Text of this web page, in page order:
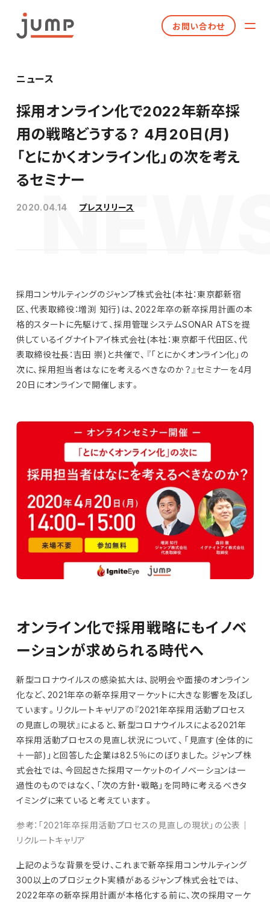
お問い合わせ
ニュース
採用オンライン化で2022年新卒採
用の戦略どうする？ 4月20日(月)
「とにかくオンライン化」の次を考え
るセミナー
2020.04.14 プレスリリース
採用コンサルティングのジャンプ株式会社(本社：東京都新宿
区、代表取締役：増渕 知行)は、2022年卒の新卒採用計画の本
格的スタートに先駆けて、採用管理システムSONAR ATSを提
供しているイグナイトアイ株式会社(本社：東京都千代田区、代
表取締役社長：吉田 崇)と共催で、『「とにかくオンライン化」の
次に、採用担当者はなにを考えるべきなのか？』セミナーを4月
20日にオンラインで開催します。
オンライン化で採用戦略にもイノベ
ーションが求められる時代へ
新型コロナウイルスの感染拡大は、説明会や面接のオンライン
化など、2021年卒の新卒採用マーケットに大きな影響を及ぼし
ています。リクルートキャリアの『2021年卒採用活動プロセス
の見直しの現状』によると、新型コロナウイルスによる2021年
卒採用活動プロセスの見直し状況について、「見直す(全体的に
＋一部)」と回答した企業は82.5％にのぼりました。ジャンプ株
式会社では、今回起きた採用マーケットのイノベーションは一
過性のものではなく、「次の方針・戦略」を同時に考えるべきタ
イミングに来ていると考えています。
参考：「2021年卒採用活動プロセスの見直しの現状」の公表｜
リクルートキャリア
上記のような背景を受け、これまで新卒採用コンサルティング
300以上のプロジェクト実績があるジャンプ株式会社では、
2022年卒の新卒採用計画が本格化する前に、次の採用マーケ